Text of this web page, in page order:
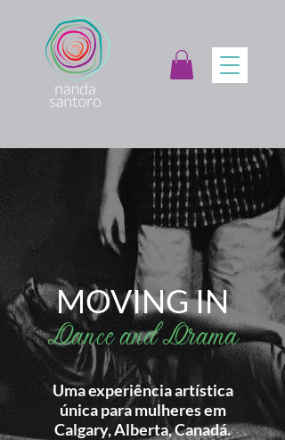
MOVING IN
Dance and Drama
Uma experiência artística
única para mulheres em
Calgary, Alberta, Canadá.